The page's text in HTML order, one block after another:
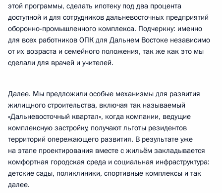
этой программы, сделать ипотеку под два процента
доступной и для сотрудников дальневосточных предприятий
оборонно-промышленного комплекса. Подчеркну: именно
для всех работников ОПК для Дальнем Востоке независимо
от их возраста и семейного положения, так же как это мы
сделали для врачей и учителей.
Далее. Мы предложили особые механизмы для развития
жилищного строительства, включая так называемый
«Дальневосточный квартал», когда компании, ведущие
комплексную застройку, получают льготы резидентов
территорий опережающего развития. В результате уже
на этапе проектирования вместе с жильём закладывается
комфортная городская среда и социальная инфраструктура:
детские сады, поликлиники, спортивные комплексы и так
далее.